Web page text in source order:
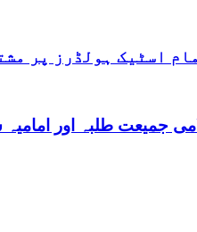
اسٹیک ہولڈرز پر
جمیعت طلبہ اور